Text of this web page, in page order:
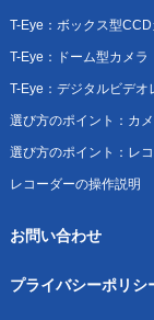
T-Eye：ボックス型CCD
T-Eye：ドーム型カメラ
T-Eye：デジタルビデオ
選び方のポイント：カ
選び方のポイント：レ
レコーダーの操作説明
お問い合わせ
プライバシーポリシ